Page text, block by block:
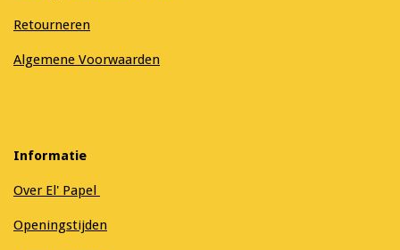
Retourneren
Algemene Voorwaarden
Informatie
Over El' Papel
Openingstijden